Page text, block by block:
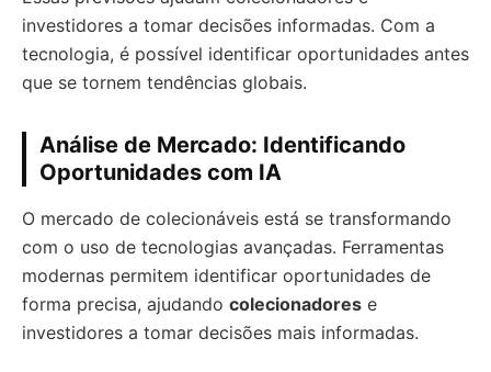
investidores a tomar decisões informadas. Com a
tecnologia, é possível identificar oportunidades antes
que se tornem tendências globais.
Análise de Mercado: Identificando
Oportunidades com IA
O mercado de colecionáveis está se transformando
com o uso de tecnologias avançadas. Ferramentas
modernas permitem identificar oportunidades de
forma precisa, ajudando colecionadores e
investidores a tomar decisões mais informadas.